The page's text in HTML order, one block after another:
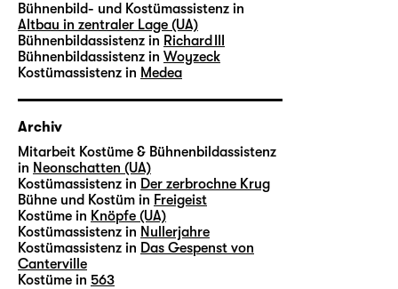
Bühnenbild- und Kostümassistenz in
Altbau in zentraler Lage (UA)
Bühnenbildassistenz in Richard III
Bühnenbildassistenz in Woyzeck
Kostümassistenz in Medea
Archiv
Mitarbeit Kostüme & Bühnenbildassistenz
in Neonschatten (UA)
Kostümassistenz in Der zerbrochne Krug
Bühne und Kostüm in Freigeist
Kostüme in Knöpfe (UA)
Kostümassistenz in Nullerjahre
Kostümassistenz in Das Gespenst von
Canterville
Kostüme in 563